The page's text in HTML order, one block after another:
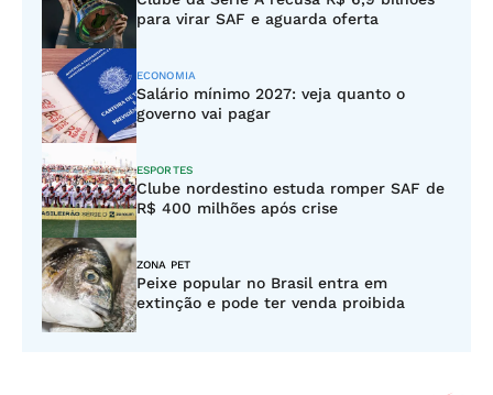
para virar SAF e aguarda oferta
ECONOMIA
Salário mínimo 2027: veja quanto o
governo vai pagar
ESPORTES
Clube nordestino estuda romper SAF de
R$ 400 milhões após crise
ZONA PET
Peixe popular no Brasil entra em
extinção e pode ter venda proibida